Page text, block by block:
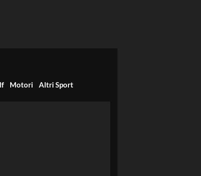
Motori Altri Sport